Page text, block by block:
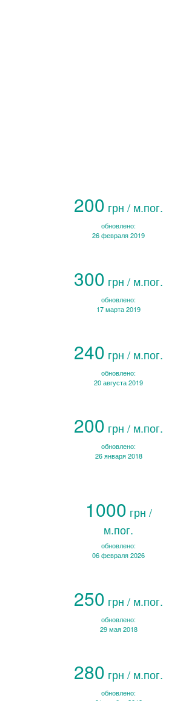
200 грн / м.пог.
обновлено:
26 февраля 2019
300 грн / м.пог.
обновлено:
17 марта 2019
240 грн / м.пог.
обновлено:
20 августа 2019
200 грн / м.пог.
обновлено:
26 января 2018
1000 грн /
м.пог.
обновлено:
06 февраля 2026
250 грн / м.пог.
обновлено:
29 мая 2018
280 грн / м.пог.
обновлено: